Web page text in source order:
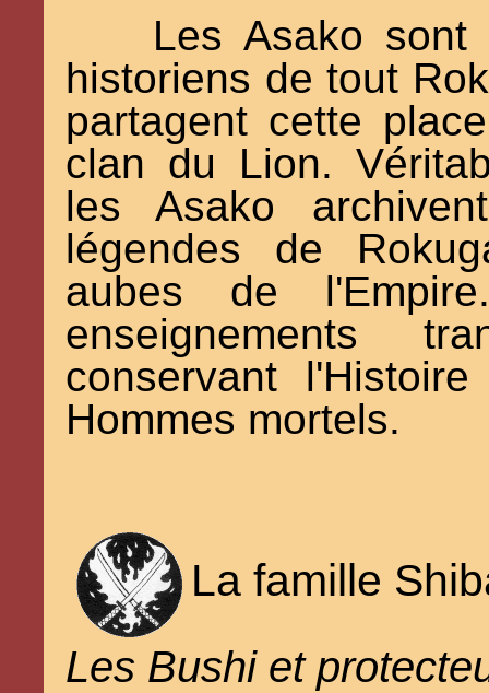
Les Asako
historiens de tout
partagent cette
clan du Lion.
les Asako
légendes de
aubes de
enseignements
conservant
Hommes mortels.
La famille
Les Bushi et